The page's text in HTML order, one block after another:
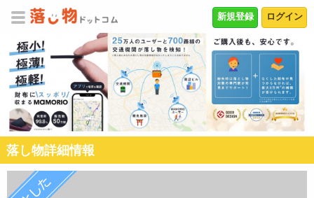
ログイン
新規登録
落し物詳細情報